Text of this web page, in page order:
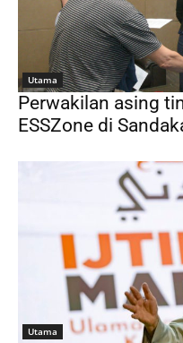
Utama
Perwakilan asing
ESSZone di
Utama